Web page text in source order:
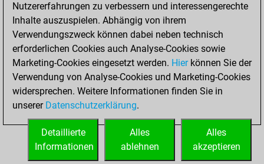
Bauer setzt Matt
0
Erstickte Matts
Unterverwandlungen
Türme auf der siebten
0
STARTSEITE
Nutzererfahrungen zu verbessern und interessengerechte
Inhalte auszuspielen. Abhängig von ihrem
Verwendungszweck können dabei neben technisch
erforderlichen Cookies auch Analyse-Cookies sowie
Marketing-Cookies eingesetzt werden. Hierkönnen Sie der
Verwendung von Analyse-Cookies und Marketing-Cookies
widersprechen. Weitere Informationen finden Sie in
unserer Datenschutzerklärung.
Alles
akzeptieren
Alles
ablehnen
Detaillierte
Informationen